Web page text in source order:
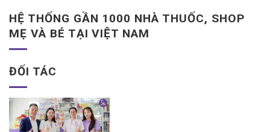
HỆ THỐNG GẦN 1000 NHÀ THUỐC, SHOP
MẸ VÀ BÉ TẠI VIỆT NAM
ĐỐI TÁC